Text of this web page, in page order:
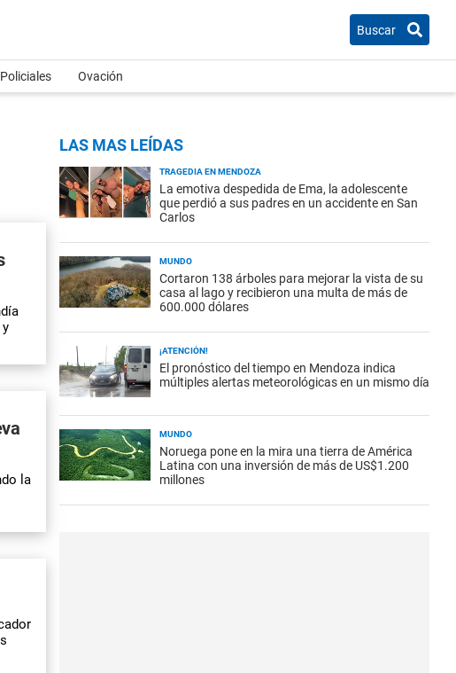
Buscar
Policiales Ovación
la
LAS MAS LEÍDAS
TRAGEDIA EN MENDOZA
La emotiva despedida de Ema, la adolescente
que perdió a sus padres en un accidente en San
Carlos
MUNDO
Cortaron 138 árboles para mejorar la vista de su
casa al lago y recibieron una multa de más de
600.000 dólares
¡ATENCIÓN!
El pronóstico del tiempo en Mendoza indica
múltiples alertas meteorológicas en un mismo día
MUNDO
Noruega pone en la mira una tierra de América
Latina con una inversión de más de US$1.200
millones